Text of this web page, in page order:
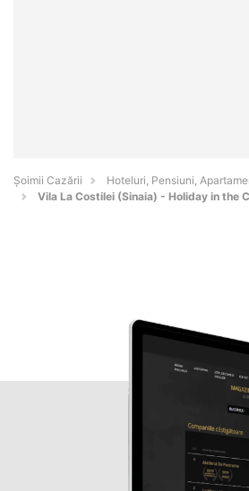
Șoimii Cazării
Hoteluri, Pensiuni,
Vila La Costilei (Sinaia) - Holiday in the